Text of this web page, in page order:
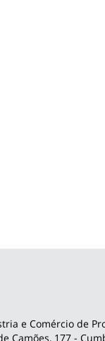
e Comércio de
Camões, 177 -